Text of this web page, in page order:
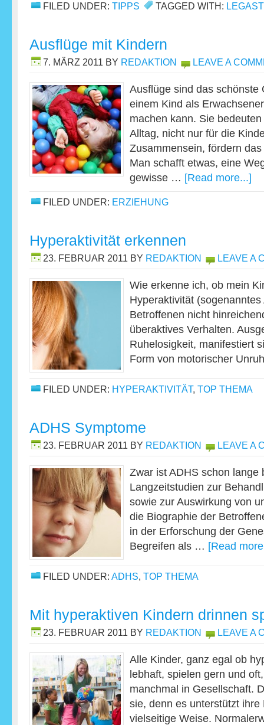
FILED UNDER: TIPPS TAGGED WITH:
Ausflüge mit Kindern
7. MÄRZ 2011 BY REDAKTION LEAVE A
Ausflüge sind das schönste
einem Kind als
machen kann. Sie
Alltag, nicht nur für die
Zusammensein, fördern
Man schafft etwas, eine
gewisse … [Read more...]
FILED UNDER: ERZIEHUNG
Hyperaktivität erkennen
23. FEBRUAR 2011 BY REDAKTION LEAVE A
Wie erkenne ich, ob mein
Hyperaktivität
Betroffenen nicht
überaktives Verhalten.
Ruhelosigkeit, manifestiert
Form von motorischer
FILED UNDER: HYPERAKTIVITÄT, TOP THEMA
ADHS Symptome
23. FEBRUAR 2011 BY REDAKTION LEAVE A
Zwar ist ADHS schon lange
Langzeitstudien zur
sowie zur Auswirkung von
die Biographie der
in der Erforschung der
Begreifen als … [Read
FILED UNDER: ADHS, TOP THEMA
Mit hyperaktiven Kindern drinnen
23. FEBRUAR 2011 BY REDAKTION LEAVE A
Alle Kinder, ganz egal ob
lebhaft, spielen gern und
manchmal in Gesellschaft.
sie, denn es unterstützt ihre
vielseitige Weise.